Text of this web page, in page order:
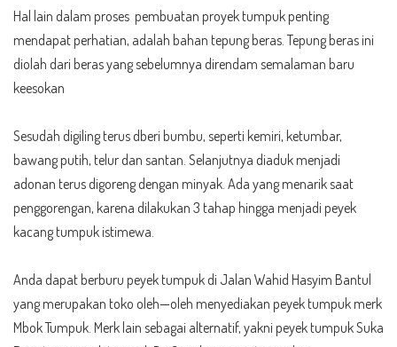
Hal lain dalam proses pembuatan proyek tumpuk penting
mendapat perhatian, adalah bahan tepung beras. Tepung beras ini
diolah dari beras yang sebelumnya direndam semalaman baru
keesokan
Sesudah digiling terus dberi bumbu, seperti kemiri, ketumbar,
bawang putih, telur dan santan. Selanjutnya diaduk menjadi
adonan terus digoreng dengan minyak. Ada yang menarik saat
penggorengan, karena dilakukan 3 tahap hingga menjadi peyek
kacang tumpuk istimewa.
Anda dapat berburu peyek tumpuk di Jalan Wahid Hasyim Bantul
yang merupakan toko oleh—oleh menyediakan peyek tumpuk merk
Mbok Tumpuk. Merk lain sebagai alternatif, yakni peyek tumpuk Suka